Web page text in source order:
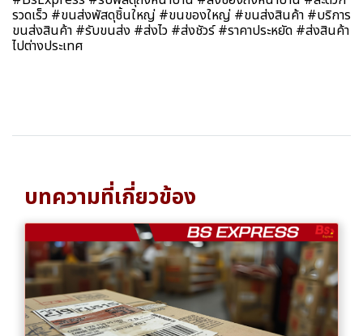
รวดเร็ว #ขนส่งพัสดุชิ้นใหญ่ #ขนของใหญ่ #ขนส่งสินค้า #บริการ
ขนส่งสินค้า #รับขนส่ง #ส่งไว #ส่งชัวร์ #ราคาประหยัด #ส่งสินค้า
ไปต่างประเทศ
บทความที่เกี่ยวข้อง